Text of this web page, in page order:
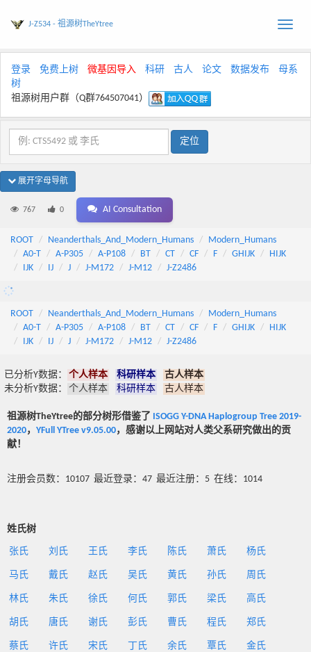
Toggle
J-Z534 - 祖源树TheYtree
登录 免费上树 微基因导入 科研 古人 论文 数据发布
母系
树
祖源树用户群（Q群764507041）
展开字母导航
767 0 AI Consultation
ROOT Neanderthals_And_Modern_Humans
Modern_Humans
A0-T
A-P305 A-P108 BT CT CF F GHIJK
HIJK
IJK
IJ J J-M172 J-M12 J-Z2486
ROOT Neanderthals_And_Modern_Humans
Modern_Humans
A0-T
A-P305 A-P108 BT CT CF F GHIJK
HIJK
IJK
IJ J J-M172 J-M12 J-Z2486
已分析Y数据： 个人样本 科研样本
古人样本
未分析Y数据：
个人样本 科研样本 古人样本
祖源树TheYtree的部分树形借鉴了 ISOGG Y-DNA Haplogroup Tree 2019-
2020， YFull YTree v9.05.00，感谢以上网站对人类父系研究做出的贡
献！
注册会员数：10107 最近登录：47 最近注册：5 在线：1014
姓氏树
张氏 刘氏 王氏 李氏 陈氏 萧氏 杨氏
马氏 戴氏 赵氏 吴氏 黄氏 孙氏 周氏
林氏 朱氏 徐氏 何氏 郭氏 梁氏 高氏
胡氏 唐氏 谢氏 彭氏 曹氏 程氏 郑氏
蔡氏 许氏 宋氏 丁氏 余氏 覃氏 金氏